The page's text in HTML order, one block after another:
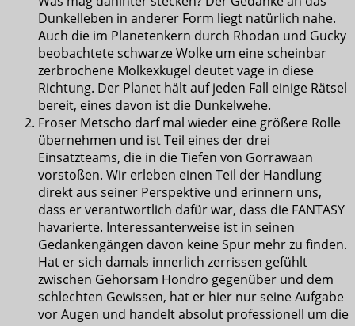
Dunkelleben in anderer Form liegt natürlich nahe.
Auch die im Planetenkern durch Rhodan und Gucky
beobachtete schwarze Wolke um eine scheinbar
zerbrochene Molkexkugel deutet vage in diese
Richtung. Der Planet hält auf jeden Fall einige Rätsel
bereit, eines davon ist die Dunkelwehe.
Froser Metscho darf mal wieder eine größere Rolle
übernehmen und ist Teil eines der drei
Einsatzteams, die in die Tiefen von Gorrawaan
vorstoßen. Wir erleben einen Teil der Handlung
direkt aus seiner Perspektive und erinnern uns,
dass er verantwortlich dafür war, dass die FANTASY
havarierte. Interessanterweise ist in seinen
Gedankengängen davon keine Spur mehr zu finden.
Hat er sich damals innerlich zerrissen gefühlt
zwischen Gehorsam Hondro gegenüber und dem
schlechten Gewissen, hat er hier nur seine Aufgabe
vor Augen und handelt absolut professionell um die